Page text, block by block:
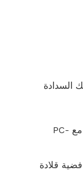
السدادة
وعاء بلاستيكي يمكن التخلص منه للاستخدام مع PC-